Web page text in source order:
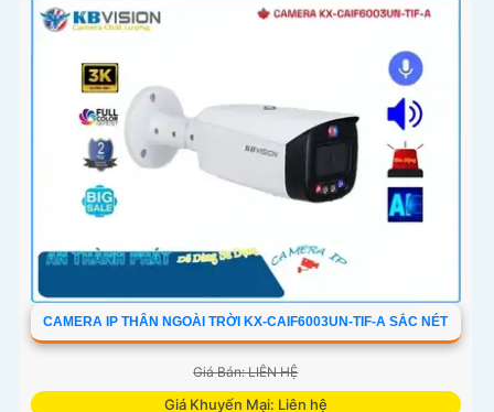
CAMERA IP THÂN NGOÀI TRỜI KX-CAIF6003UN-TIF-A SẮC NÉT
Giá Bán: LIÊN HỆ
Giá Khuyến Mại: Liên hệ